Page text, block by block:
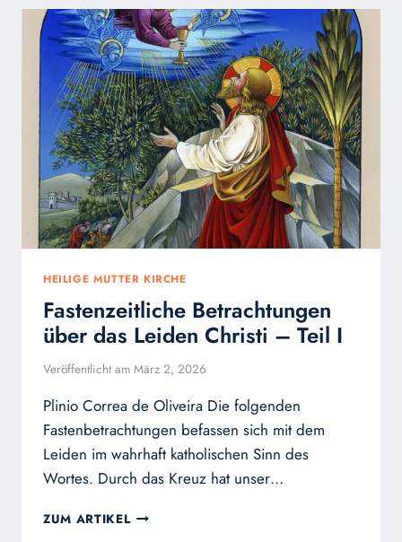
UND
DIE
COETUS
INTERNATIONALI
PATRUM
HEILIGE MUTTER KIRCHE
Fastenzeitliche Betrachtungen
über das Leiden Christi – Teil I
Veröffentlicht am März 2, 2026
Plinio Correa de Oliveira Die folgenden
Fastenbetrachtungen befassen sich mit dem
Leiden im wahrhaft katholischen Sinn des
Wortes. Durch das Kreuz hat unser…
ZUM ARTIKEL FASTENZEITLICHE